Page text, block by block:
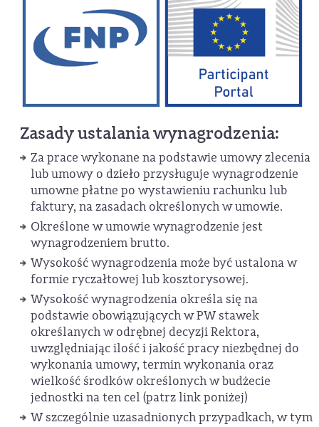
Zasady ustalania wynagrodzenia:
Za prace wykonane na podstawie umowy zlecenia
lub umowy o dzieło przysługuje wynagrodzenie
umowne płatne po wystawieniu rachunku lub
faktury, na zasadach określonych w umowie.
Określone w umowie wynagrodzenie jest
wynagrodzeniem brutto.
Wysokość wynagrodzenia może być ustalona w
formie ryczałtowej lub kosztorysowej.
Wysokość wynagrodzenia określa się na
podstawie obowiązujących w PW stawek
określanych w odrębnej decyzji Rektora,
uwzględniając ilość i jakość pracy niezbędnej do
wykonania umowy, termin wykonania oraz
wielkość środków określonych w budżecie
jednostki na ten cel (patrz link poniżej)
W szczególnie uzasadnionych przypadkach, w tym